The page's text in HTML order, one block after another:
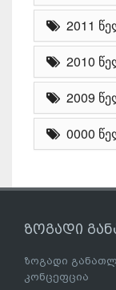
2011
2010
2009
0000
ზოგადი
ზოგადი
კონცეფცია